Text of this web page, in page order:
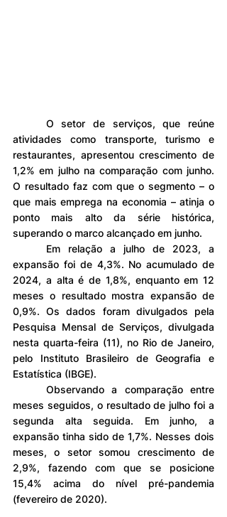
atividades como transporte, turismo e
restaurantes, apresentou crescimento de
1,2% em julho na comparação com junho.
O resultado faz com que o segmento – o
que mais emprega na economia – atinja o
ponto mais alto da série histórica,
superando o marco alcançado em junho.
expansão foi de 4,3%. No acumulado de
2024, a alta é de 1,8%, enquanto em 12
meses o resultado mostra expansão de
0,9%. Os dados foram divulgados pela
Pesquisa Mensal de Serviços, divulgada
nesta quarta-feira (11), no Rio de Janeiro,
pelo Instituto Brasileiro de Geografia e
Estatística (IBGE).
meses seguidos, o resultado de julho foi a
segunda alta seguida. Em junho, a
expansão tinha sido de 1,7%. Nesses dois
meses, o setor somou crescimento de
2,9%, fazendo com que se posicione
15,4% acima do nível pré-pandemia
(fevereiro de 2020).